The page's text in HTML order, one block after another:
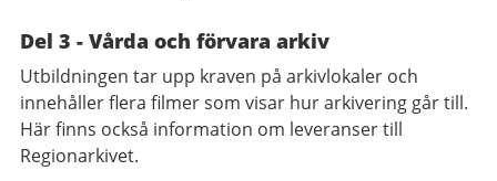
Del 3 - Vårda och förvara arkiv
Utbildningen tar upp kraven på arkivlokaler och
innehåller flera filmer som visar hur arkivering går till.
Här finns också information om leveranser till
Regionarkivet.